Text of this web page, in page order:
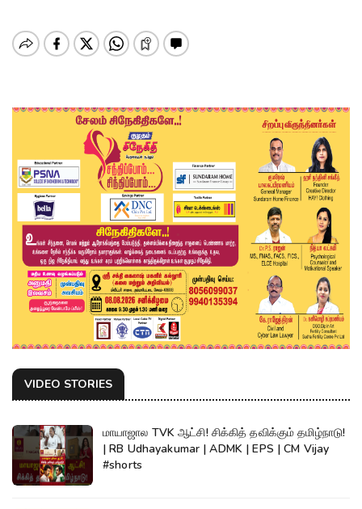
VIDEO STORIES
மாயாஜால TVK ஆட்சி! சிக்கித் தவிக்கும் தமிழ்நாடு!
| RB Udhayakumar | ADMK | EPS | CM Vijay
#shorts